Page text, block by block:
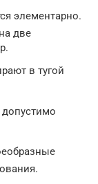
элементарно.
две
в тугой